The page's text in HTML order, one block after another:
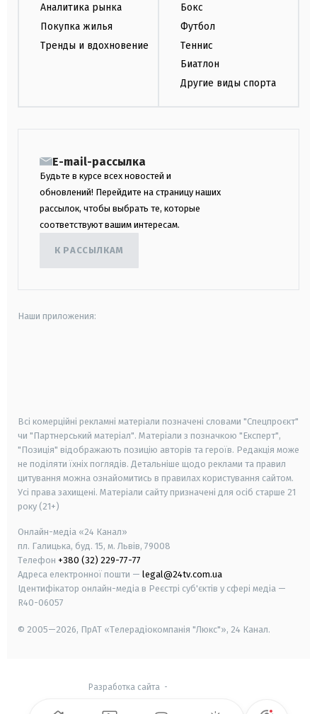
Аналитика рынка
Покупка жилья
Тренды и вдохновение
Бокс
Футбол
Теннис
Биатлон
Другие виды спорта
E-mail-рассылка
Будьте в курсе всех новостей и
обновлений! Перейдите на страницу наших
рассылок, чтобы выбрать те, которые
соответствуют вашим интересам.
К РАССЫЛКАМ
Наши приложения:
Всі комерційні рекламні матеріали позначені словами "Спецпроєкт"
чи "Партнерський матеріал". Матеріали з позначкою "Експерт",
"Позиція" відображають позицію авторів та героїв. Редакція може
не поділяти їхніх поглядів. Детальніше щодо реклами та правил
цитування можна ознайомитись в правилах користування сайтом.
Усі права захищені. Матеріали сайту призначені для осіб старше 21
року (21+)
Онлайн-медіа «24 Канал»
пл. Галицька, буд. 15, м. Львів, 79008
Телефон +380 (32) 229-77-77
Адреса електронної пошти — legal@24tv.com.ua
Ідентифікатор онлайн-медіа в Реєстрі суб'єктів у сфері медіа —
R40-06057
© 2005—2026, ПрАТ «Телерадіокомпанія "Люкс"», 24 Канал.
Разработка сайта -